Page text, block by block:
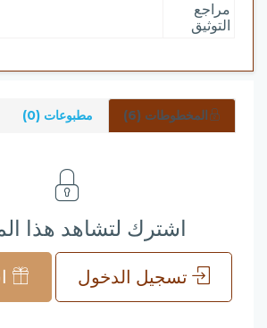
مراجع
التوثيق
المخطوطات (6) مطبوعات (0)
اشترك لتشاهد هذا
تسجيل الدخول